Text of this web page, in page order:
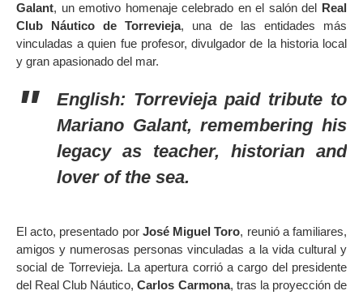
Galant, un emotivo homenaje celebrado en el salón del Real
Club Náutico de Torrevieja, una de las entidades más
vinculadas a quien fue profesor, divulgador de la historia local
y gran apasionado del mar.
English: Torrevieja paid tribute to
Mariano Galant, remembering his
legacy as teacher, historian and
lover of the sea.
El acto, presentado por José Miguel Toro, reunió a familiares,
amigos y numerosas personas vinculadas a la vida cultural y
social de Torrevieja. La apertura corrió a cargo del presidente
del Real Club Náutico,Carlos Carmona, tras la proyección de